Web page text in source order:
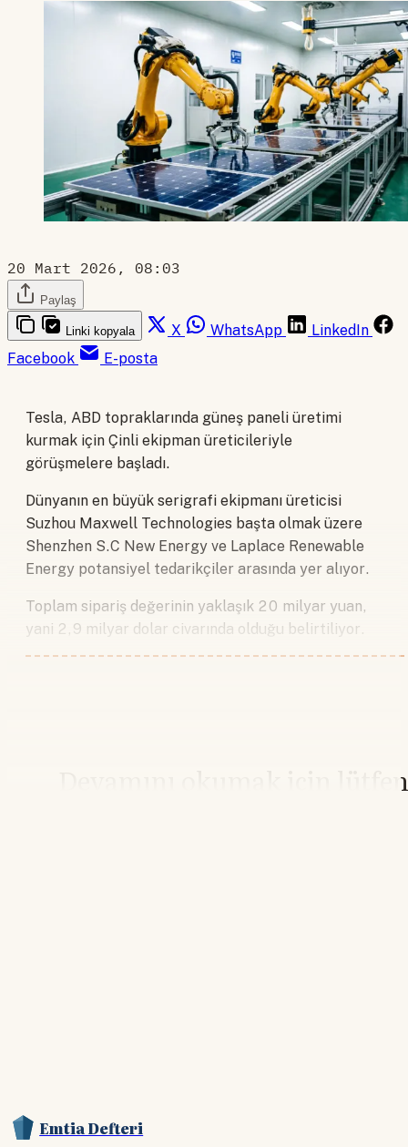
20 Mart 2026, 08:03
Paylaş
Linki kopyala X WhatsApp
LinkedIn
Facebook
E-posta
Tesla, ABD topraklarında güneş paneli üretimi
kurmak için Çinli ekipman üreticileriyle
görüşmelere başladı.
Dünyanın en büyük serigrafi ekipmanı üreticisi
Suzhou Maxwell Technologies başta olmak üzere
Shenzhen S.C New Energy ve Laplace Renewable
Energy potansiyel tedarikçiler arasında yer alıyor.
Toplam sipariş değerinin yaklaşık 20 milyar yuan,
yani 2,9 milyar dolar civarında olduğu belirtiliyor.
Devamını okumak için lütfen
Emtia Defteri